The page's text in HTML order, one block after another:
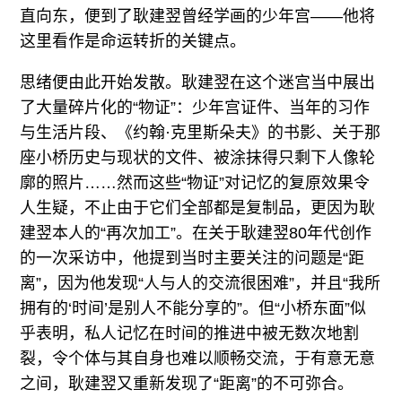
直向东，便到了耿建翌曾经学画的少年宫——他将
这里看作是命运转折的关键点。
思绪便由此开始发散。耿建翌在这个迷宫当中展出
了大量碎片化的“物证”：少年宫证件、当年的习作
与生活片段、《约翰·克里斯朵夫》的书影、关于那
座小桥历史与现状的文件、被涂抹得只剩下人像轮
廓的照片……然而这些“物证”对记忆的复原效果令
人生疑，不止由于它们全部都是复制品，更因为耿
建翌本人的“再次加工”。在关于耿建翌80年代创作
的一次采访中，他提到当时主要关注的问题是“距
离”，因为他发现“人与人的交流很困难”，并且“我所
拥有的‘时间’是别人不能分享的”。但“小桥东面”似
乎表明，私人记忆在时间的推进中被无数次地割
裂，令个体与其自身也难以顺畅交流，于有意无意
之间，耿建翌又重新发现了“距离”的不可弥合。